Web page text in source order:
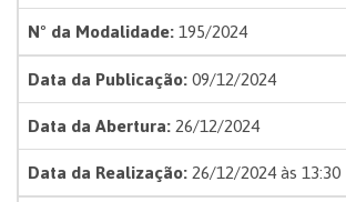
Nº da Modalidade:195/2024
Data da Publicação:09/12/2024
Data da Abertura:26/12/2024
Data da Realização:26/12/2024 às 13:30